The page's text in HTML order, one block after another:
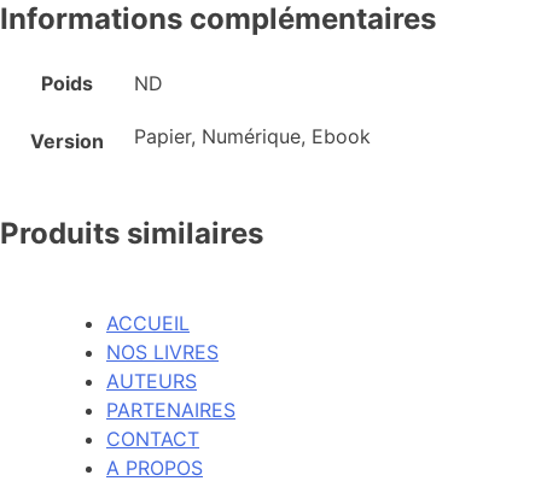
Informations complémentaires
Poids ND
Version Papier, Numérique, Ebook
Produits similaires
ACCUEIL
NOS LIVRES
AUTEURS
PARTENAIRES
CONTACT
A PROPOS